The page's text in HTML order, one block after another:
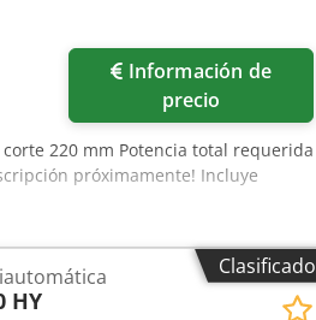
precio
220 mm Potencia total requerida
próximamente! Incluye
Clasificado
HY